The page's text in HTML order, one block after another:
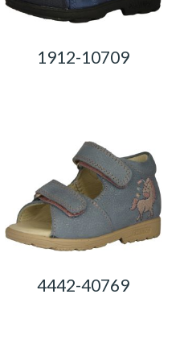
1912-10709
4442-40769